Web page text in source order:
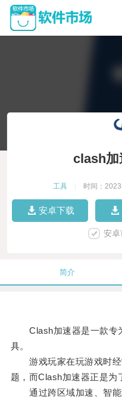
clash加
工具 时间：
安卓下载
安卓
简介
Clash加速器是一款专
具。
游戏玩家在玩游戏时经
题，而Clash加速器正是为
通过跨区域加速、智能